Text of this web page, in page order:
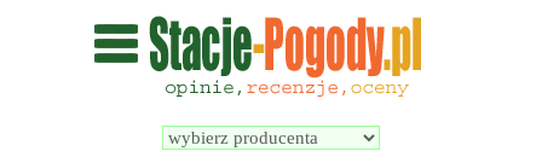
Wyszukiwarka
pogodowych